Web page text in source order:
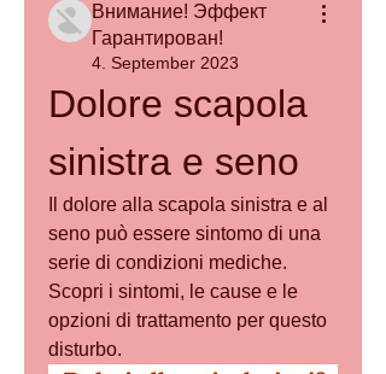
Внимание! Эффект
Гарантирован!
4. September 2023
Dolore scapola
sinistra e seno
Il dolore alla scapola sinistra e al
seno può essere sintomo di una
serie di condizioni mediche.
Scopri i sintomi, le cause e le
opzioni di trattamento per questo
disturbo.